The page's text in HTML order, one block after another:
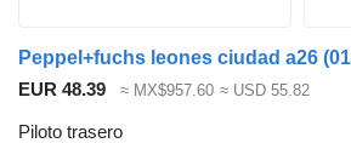
EUR 48.39 ≈ MX$957.60 ≈ USD 55.82
Piloto trasero